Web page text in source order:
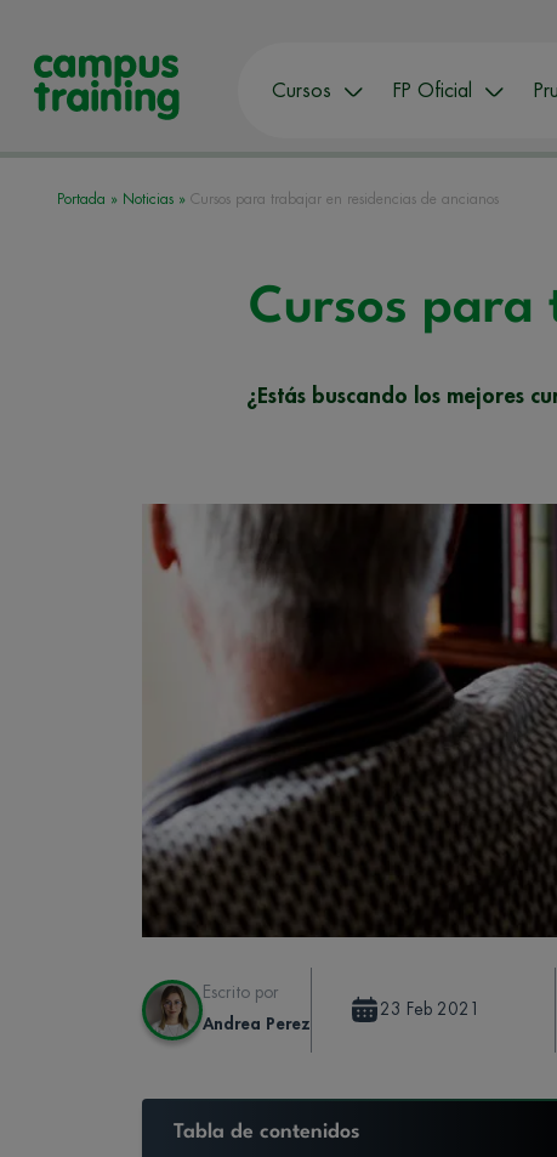
Cursos FP Oficial
Portada » Noticias » Cursos para trabajar en residencias de ancianos
Cursos para
¿Estás buscando los mejores
Escrito por
Andrea Perez
23 Feb 2021
Tabla de contenidos